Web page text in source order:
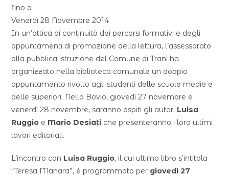
fino a
Venerdì 28 Novembre 2014
In un’ottica di continuità dei percorsi formativi e degli
appuntamenti di promozione della lettura, l’assessorato
alla pubblica istruzione del Comune di Trani ha
organizzato nella biblioteca comunale un doppio
appuntamento rivolto agli studenti delle scuole medie e
delle superiori. Nella Bovio, giovedì 27 novembre e
venerdì 28 novembre, saranno ospiti gli autori Luisa
Ruggio e Mario Desiati che presenteranno i loro ultimi
lavori editoriali.
L’incontro con Luisa Ruggio, il cui ultimo libro s’intitola
“Teresa Manara”, è programmato per giovedì 27